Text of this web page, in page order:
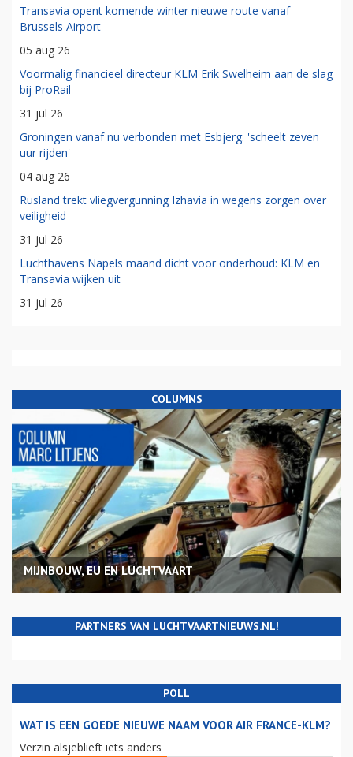
Transavia opent komende winter nieuwe route vanaf
Brussels Airport
05 aug 26
Voormalig financieel directeur KLM Erik Swelheim aan de slag
bij ProRail
31 jul 26
Groningen vanaf nu verbonden met Esbjerg: 'scheelt zeven
uur rijden'
04 aug 26
Rusland trekt vliegvergunning Izhavia in wegens zorgen over
veiligheid
31 jul 26
Luchthavens Napels maand dicht voor onderhoud: KLM en
Transavia wijken uit
31 jul 26
COLUMNS
MIJNBOUW, EU EN LUCHTVAART
PARTNERS VAN LUCHTVAARTNIEUWS.NL!
POLL
WAT IS EEN GOEDE NIEUWE NAAM VOOR AIR FRANCE-KLM?
Verzin alsjeblieft iets anders